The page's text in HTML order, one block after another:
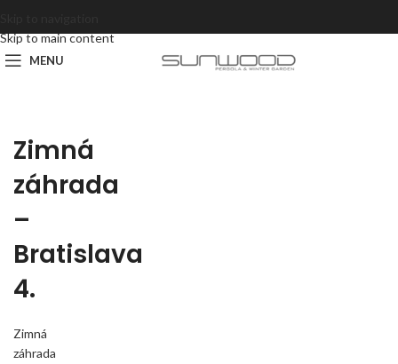
Skip to main content
MENU
Zimná
záhrada
–
Bratislava
4.
Zimná
záhrada